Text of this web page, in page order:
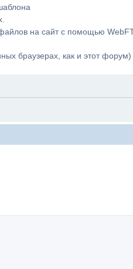
на сайт с помощью
браузерах, как и этот форум)